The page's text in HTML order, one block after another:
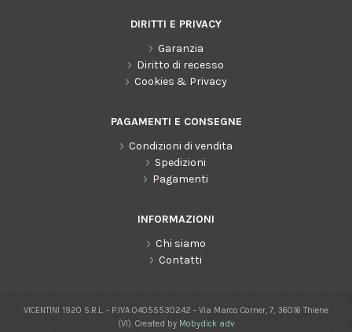
DIRITTI E PRIVACY
Garanzia
Diritto di recesso
Cookies & Privacy
PAGAMENTI E CONSEGNE
Condizioni di vendita
Spedizioni
Pagamenti
INFORMAZIONI
Chi siamo
Contatti
VICENTINI 1920 S.R.L. - P.IVA 04055530242 - Via Marco Corner, 7, 36016 Thiene
(VI). Created by Mobydick adv